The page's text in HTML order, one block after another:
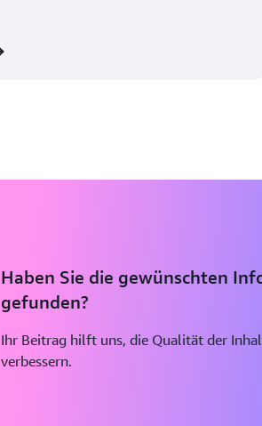
Haben Sie die gewünschten
gefunden?
Ihr Beitrag hilft uns, die Qualität der
verbessern.